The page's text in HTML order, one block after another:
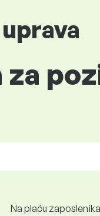
za
Na plaću